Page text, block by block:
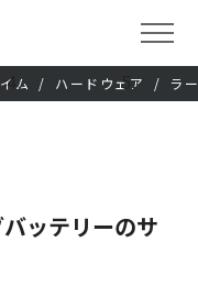
ム ハードウェア ラ
ッテリーのサ